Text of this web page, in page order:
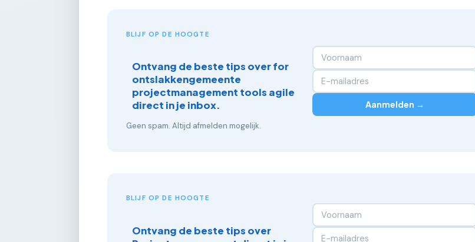
BLIJF OP DE HOOGTE
Ontvang de beste tips over for
ontslakkengemeente
projectmanagement tools agile
direct in je inbox.
Geen spam. Altijd afmelden mogelijk.
Aanmelden →
BLIJF OP DE HOOGTE
Ontvang de beste tips over